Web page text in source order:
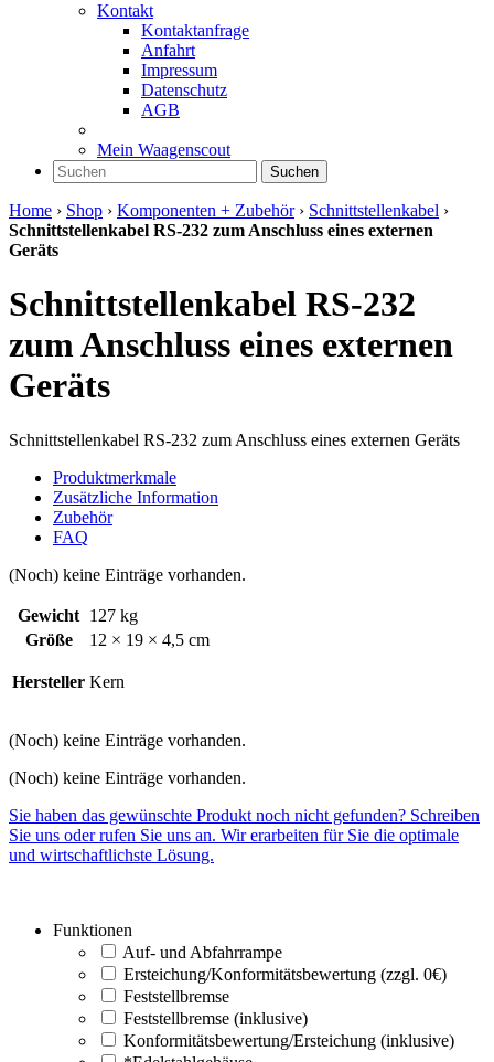
Kontakt
Kontaktanfrage
Anfahrt
Impressum
Datenschutz
AGB
Mein Waagenscout
Suchen
Home › Shop › Komponenten + Zubehör› Schnittstellenkabel ›
Schnittstellenkabel RS-232 zum Anschluss eines externen
Geräts
Schnittstellenkabel RS-232
zum Anschluss eines externen
Geräts
Schnittstellenkabel RS-232 zum Anschluss eines externen Geräts
Produktmerkmale
Zusätzliche Information
Zubehör
FAQ
(Noch) keine Einträge vorhanden.
Gewicht 127 kg
Größe
12 × 19 × 4,5 cm
Hersteller Kern
(Noch) keine Einträge vorhanden.
(Noch) keine Einträge vorhanden.
Sie haben das gewünschte Produkt noch nicht gefunden? Schreiben
Sie uns oder rufen Sie uns an. Wir erarbeiten für Sie die optimale
und wirtschaftlichste Lösung.
Funktionen
Auf- und Abfahrrampe
Ersteichung/Konformitätsbewertung (zzgl. 0€)
Feststellbremse
Feststellbremse (inklusive)
Konformitätsbewertung/Ersteichung (inklusive)